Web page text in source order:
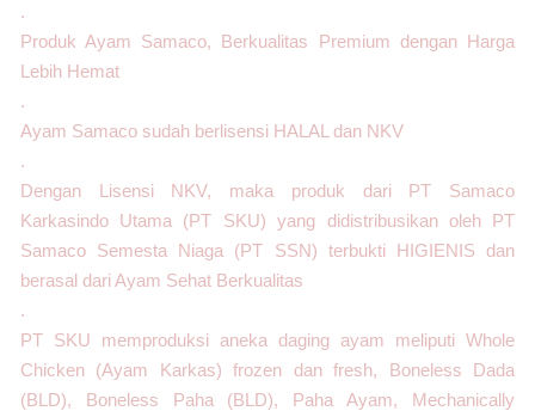
.
Produk Ayam Samaco, Berkualitas Premium dengan Harga
Lebih Hemat
.
Ayam Samaco sudah berlisensi HALAL dan NKV
.
Dengan Lisensi NKV, maka produk dari PT Samaco
Karkasindo Utama (PT SKU) yang didistribusikan oleh PT
Samaco Semesta Niaga (PT SSN) terbukti HIGIENIS dan
berasal dari Ayam Sehat Berkualitas
.
PT SKU memproduksi aneka daging ayam meliputi Whole
Chicken (Ayam Karkas) frozen dan fresh, Boneless Dada
(BLD), Boneless Paha (BLD), Paha Ayam, Mechanically